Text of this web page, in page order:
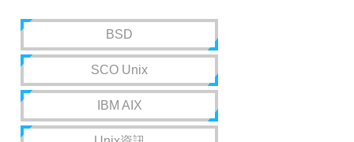
BSD
SCO Unix
IBM AIX